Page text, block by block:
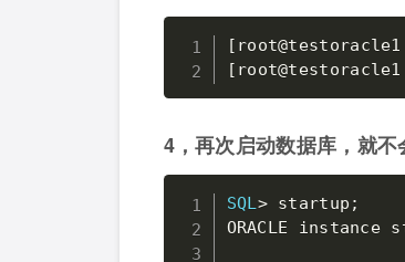
[
[
4，再次启动数据库，就不
SQL> startup ;
ORACLE instance